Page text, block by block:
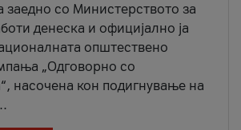
заедно со Министерството за
денеска и официјално ја
општествено
„Одговорно со
насочена кон подигнување на